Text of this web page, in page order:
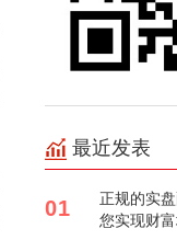
最近发表
01
正规的实
您实现财